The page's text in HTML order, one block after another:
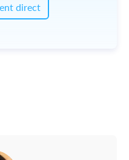
direct